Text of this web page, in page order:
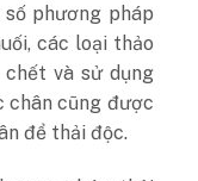
phương pháp
các loại thảo
và sử dụng
chân cũng được
để thải độc.